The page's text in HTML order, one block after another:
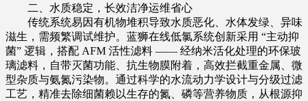
二、水质稳定，长效洁净运维省心
传统系统易因有机物堆积导致水质恶化、水体发绿、异味
滋生，需频繁调试维护。蓝狮在线低氯系统创新采用 “主动抑
菌” 逻辑，搭配 AFM 活性滤料 —— 经纳米活化处理的环保玻
璃滤料，自带灭菌功能、抗生物膜附着，高效拦截重金属、微
型杂质与氨氮污染物。通过科学的水流动力学设计与分级过滤
工艺，精准去除细菌赖以生存的氮、磷等营养物质，从根源抑